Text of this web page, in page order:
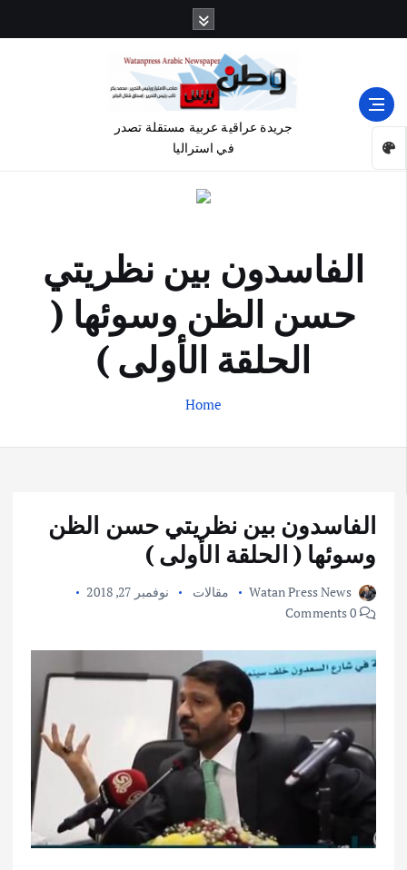
جريدة عراقية عربية مستقلة تصدر
في استراليا
الفاسدون بين نظريتي
حسن الظن وسوئها (
الحلقة الأولى )
Home
الفاسدون بين نظريتي حسن الظن
وسوئها ( الحلقة الأولى )
Watan Press News مقالات
نوفمبر 27, 2018